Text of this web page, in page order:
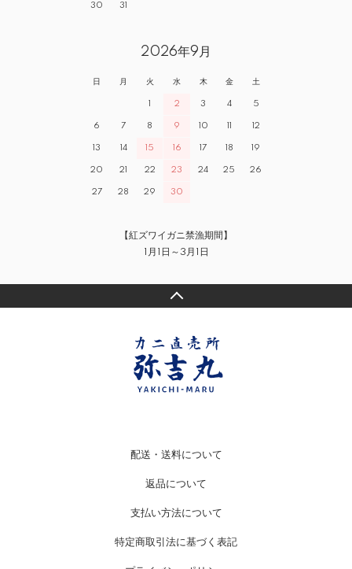
30 31
2026年9月
日 月 火 水 木 金 土
1 2 3 4 5
6 7 8 9 10 11 12
13 14 15 16 17 18 19
20 21 22 23 24 25 26
27 28 29 30
【紅ズワイガニ禁漁期間】
1月1日～3月1日
配送・送料について
返品について
支払い方法について
特定商取引法に基づく表記